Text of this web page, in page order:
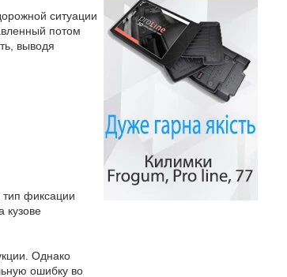
ситуации
потом
выводя
фиксации
кузове
Однако
ошибку во